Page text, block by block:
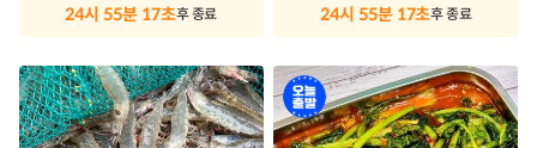
벨
24시 55분 17초후 종료
벨
24시 55분 17초후 종료
오
늘
출